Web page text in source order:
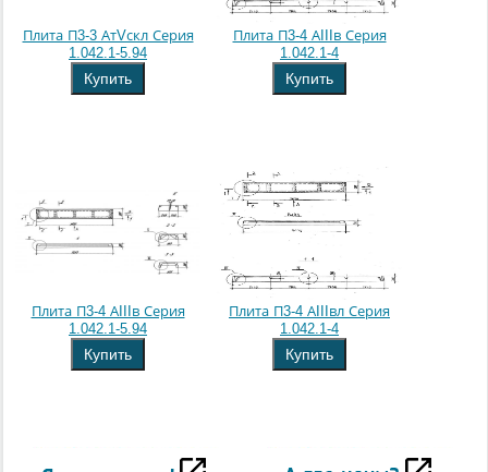
Плита П3-3 АтVскл Серия
1.042.1-5.94
Купить
Плита П3-4 АIIIв Серия
1.042.1-4
Купить
Плита П3-4 АIIIв Серия
1.042.1-5.94
Купить
Плита П3-4 АIIIвл Серия
1.042.1-4
Купить